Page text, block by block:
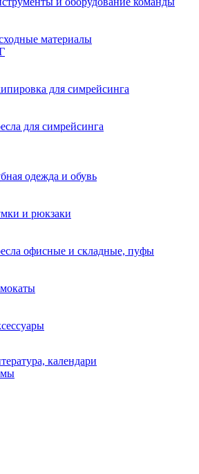
материалы
для симрейсинга
для симрейсинга
одежда и обувь
и рюкзаки
офисные и складные, пуфы
календари